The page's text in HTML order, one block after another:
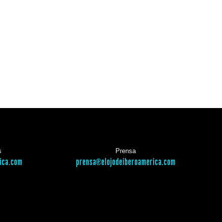
Prensa
prensa@elojodeiberoamerica.com